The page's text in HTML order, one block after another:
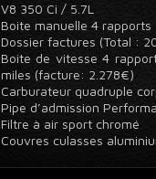
V8 350 Ci / 5.7L
Boite manuelle 4 rapports
Dossier factures (Total :
Boite de vitesse 4
miles (facture: 2.278€)
Carburateur quadruple
Pipe d’admission
Filtre à air sport chromé
Couvres culasses